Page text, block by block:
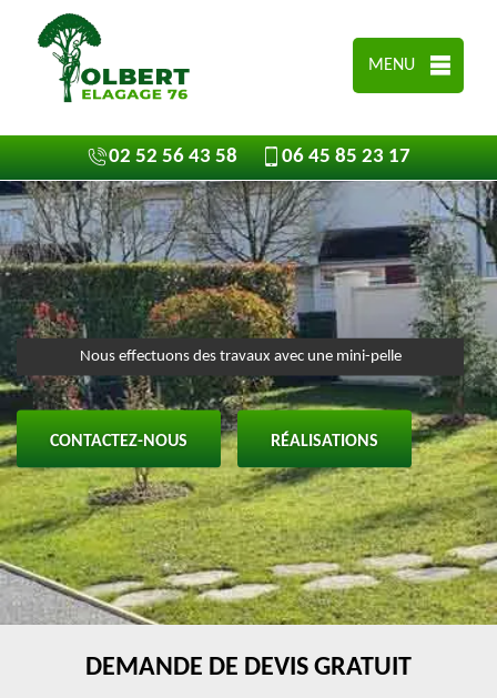
MENU
02 52 56 43 58 06 45 85 23 17
Nous effectuons des travaux avec une mini-pelle
CONTACTEZ-NOUS RÉALISATIONS
DEMANDE DE DEVIS GRATUIT